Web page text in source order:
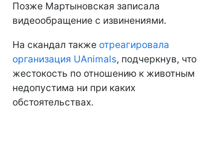
Позже Мартыновская записала
видеообращение с извинениями.
На скандал также отреагировала
организация UAnimals, подчеркнув, что
жестокость по отношению к животным
недопустима ни при каких
обстоятельствах.